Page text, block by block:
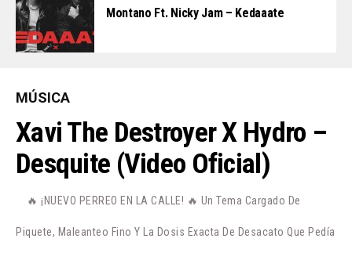
Montano Ft. Nicky Jam – Kedaaate
MÚSICA
Xavi The Destroyer X Hydro –
Desquite (Video Oficial)
🔥 ¡NUEVO PERREO EN LA CALLE! 🔥 Un Tema Cargado De
Piquete, Maleanteo Fino Y La Dosis Exacta De Desacato Que Pedía